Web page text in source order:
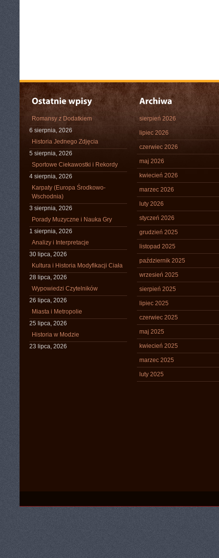
Romansy z Dodatkiem
6 sierpnia, 2026
Historia Jednego Zdjęcia
5 sierpnia, 2026
Sportowe Ciekawostki i Rekordy
4 sierpnia, 2026
Karpaty (Europa Środkowo-
Wschodnia)
3 sierpnia, 2026
Porady Muzyczne i Nauka Gry
1 sierpnia, 2026
Analizy i Interpretacje
30 lipca, 2026
Kultura i Historia Modyfikacji Ciała
28 lipca, 2026
Wypowiedzi Czytelników
26 lipca, 2026
Miasta i Metropolie
25 lipca, 2026
Historia w Modzie
23 lipca, 2026
sierpień 2026
lipiec 2026
czerwiec 2026
maj 2026
kwiecień 2026
marzec 2026
luty 2026
styczeń 2026
grudzień 2025
listopad 2025
październik 2025
wrzesień 2025
sierpień 2025
lipiec 2025
czerwiec 2025
maj 2025
kwiecień 2025
marzec 2025
luty 2025